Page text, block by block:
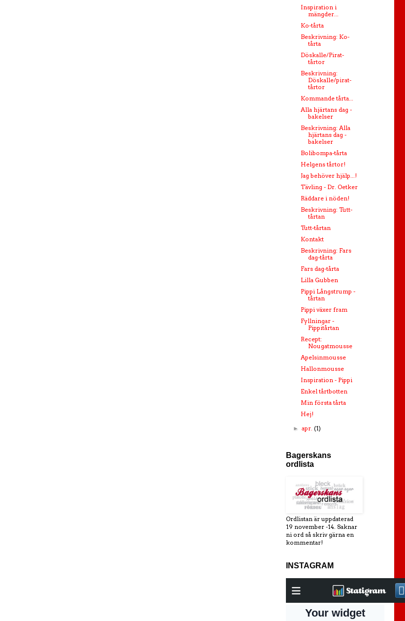
Inspiration i
mängder...
Ko-tårta
Beskrivning: Ko-
tårta
Döskalle/Pirat-
tårtor
Beskrivning:
Döskalle/pirat-
tårtor
Kommande tårta...
Alla hjärtans dag -
bakelser
Beskrivning: Alla
hjärtans dag -
bakelser
Bolibompa-tårta
Helgens tårtor!
Jag behöver hjälp...!
Tävling - Dr. Oetker
Räddare i nöden!
Beskrivning: Tutt-
tårtan
Tutt-tårtan
Kontakt
Beskrivning: Fars
dag-tårta
Fars dag-tårta
Lilla Gubben
Pippi Långstrump -
tårtan
Pippi växer fram
Fyllningar -
Pippitårtan
Recept:
Nougatmousse
Apelsinmousse
Hallonmousse
Inspiration - Pippi
Enkel tårtbotten
Min första tårta
Hej!
►apr.(1)
Bagerskans
ordlista
Ordlistan är uppdaterad
19 november -14. Saknar
ni ord så skriv gärna en
kommentar!
INSTAGRAM